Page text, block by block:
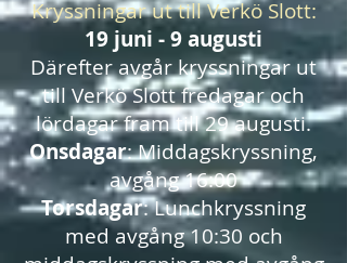
Kryssningar ut till Verkö Slott:
19 juni - 9 augusti
Därefter avgår kryssningar ut
till Verkö Slott fredagar och
lördagar fram till 29 augusti.
Onsdagar: Middagskryssning,
avgång 16:00
Torsdagar: Lunchkryssning
med avgång 10:30 och